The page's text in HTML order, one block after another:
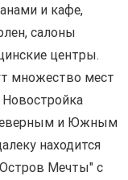
и кафе,
салоны
центры.
множество мест
Новостройка
и Южным
находится
Мечты" с